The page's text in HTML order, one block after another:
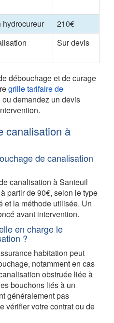
hydrocureur
210€
Sur devis
débouchage et de curage
grille tarifaire de
ou demandez un devis
canalisation à
de canalisation
canalisation à Santeuil
partir de 90€, selon le type
et la méthode utilisée. Un
avant intervention.
en charge le
?
habitation peut
notamment en cas
obstruée liée à
bouchons liés à un
généralement pas
vérifier votre contrat ou de